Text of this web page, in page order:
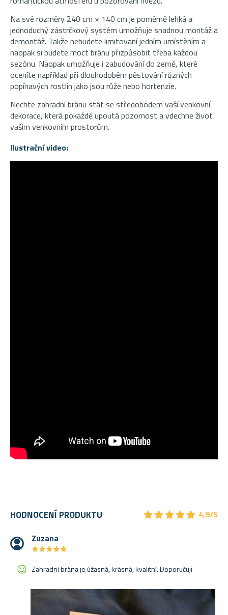
Na své rozměry 240 cm × 140 cm je poměrně lehká a
jednoduchý zástrčkový systém umožňuje snadnou montáž a
demontáž. Takže nebudete limitovaní jedním umístěním a
naopak si budete moct bránu přizpůsobit třeba každou
sezónu. Naopak umožňuje i zabudování do země, které
oceníte například při dlouhodobém pěstování různých
popínavých rostlin jako jsou růže nebo hortenzie.
Nechte zahradní bránu stát se středobodem vaší venkovní
dekorace, která pokaždé upoutá pozornost a vdechne život
vašim venkovním prostorům.
Ilustrační video:
HODNOCENÍ PRODUKTU ★★★★★
★★★★★ 4,9/5
Zuzana
★★★★★
★★★★★
Zahradní brána je úžasná, krásná, kvalitní. Doporučuji